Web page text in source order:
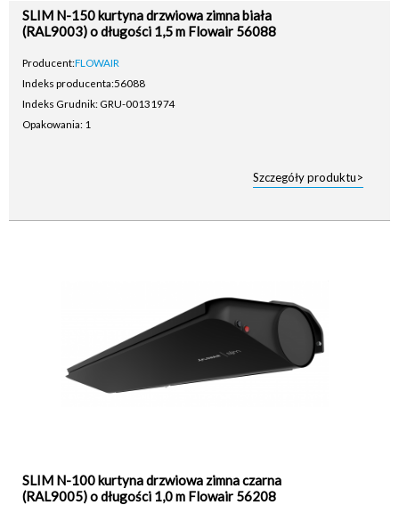
SLIM N-150 kurtyna drzwiowa zimna biała
(RAL9003) o długości 1,5 m Flowair 56088
Producent:FLOWAIR
Indeks producenta:56088
Indeks Grudnik: GRU-00131974
Opakowania: 1
Szczegóły produktu>
SLIM N-100 kurtyna drzwiowa zimna czarna
(RAL9005) o długości 1,0 m Flowair 56208